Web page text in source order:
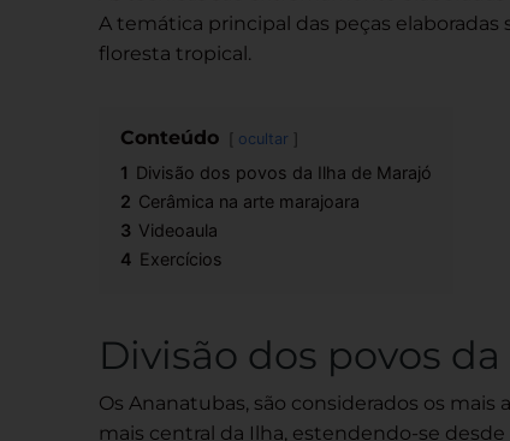
A temática principal das peças
floresta tropical.
Conteúdo ocultar
1 Divisão dos povos da Ilha de Marajó
2 Cerâmica na arte marajoara
3 Videoaula
4 Exercícios
Divisão dos povos
Os Ananatubas, são considerados os mais
mais central da Ilha, estendendo-se